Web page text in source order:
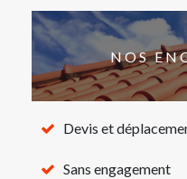
NOS
Devis et
Sans engagement